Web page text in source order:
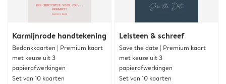
Karmijnrode handtekening
Bedankkaarten | Premium kaart
met keuze uit 3
papierafwerkingen
Set van 10 kaarten
Leisteen & schreef
Save the date | Premium kaart
met keuze uit 3
papierafwerkingen
Set van 10 kaarten